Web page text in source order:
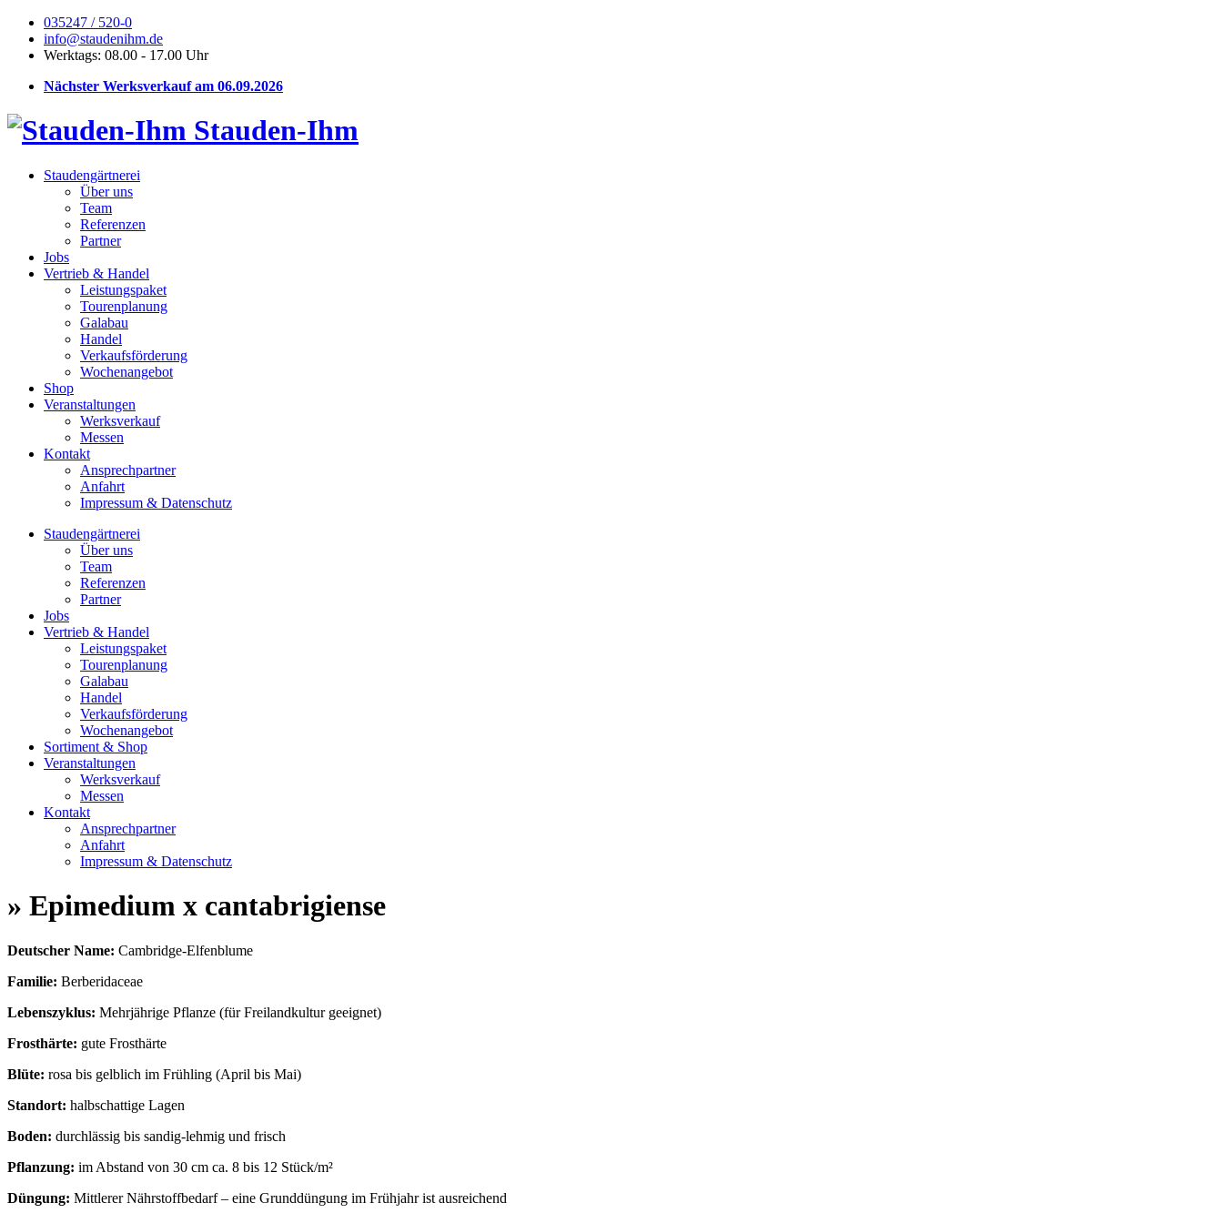
035247 / 520-0
info@staudenihm.de
Werktags: 08.00 - 17.00 Uhr
Nächster Werksverkauf am 06.09.2026
Stauden-Ihm
Staudengärtnerei
Über uns
Team
Referenzen
Partner
Jobs
Vertrieb & Handel
Leistungspaket
Tourenplanung
Galabau
Handel
Verkaufsförderung
Wochenangebot
Shop
Veranstaltungen
Werksverkauf
Messen
Kontakt
Ansprechpartner
Anfahrt
Impressum & Datenschutz
Staudengärtnerei
Über uns
Team
Referenzen
Partner
Jobs
Vertrieb & Handel
Leistungspaket
Tourenplanung
Galabau
Handel
Verkaufsförderung
Wochenangebot
Sortiment & Shop
Veranstaltungen
Werksverkauf
Messen
Kontakt
Ansprechpartner
Anfahrt
Impressum & Datenschutz
» Epimedium x cantabrigiense
Deutscher Name: Cambridge-Elfenblume
Familie: Berberidaceae
Lebenszyklus: Mehrjährige Pflanze (für Freilandkultur geeignet)
Frosthärte: gute Frosthärte
Blüte: rosa bis gelblich im Frühling (April bis Mai)
Standort: halbschattige Lagen
Boden: durchlässig bis sandig-lehmig und frisch
Pflanzung: im Abstand von 30 cm ca. 8 bis 12 Stück/m²
Düngung: Mittlerer Nährstoffbedarf – eine Grunddüngung im Frühjahr ist ausreichend